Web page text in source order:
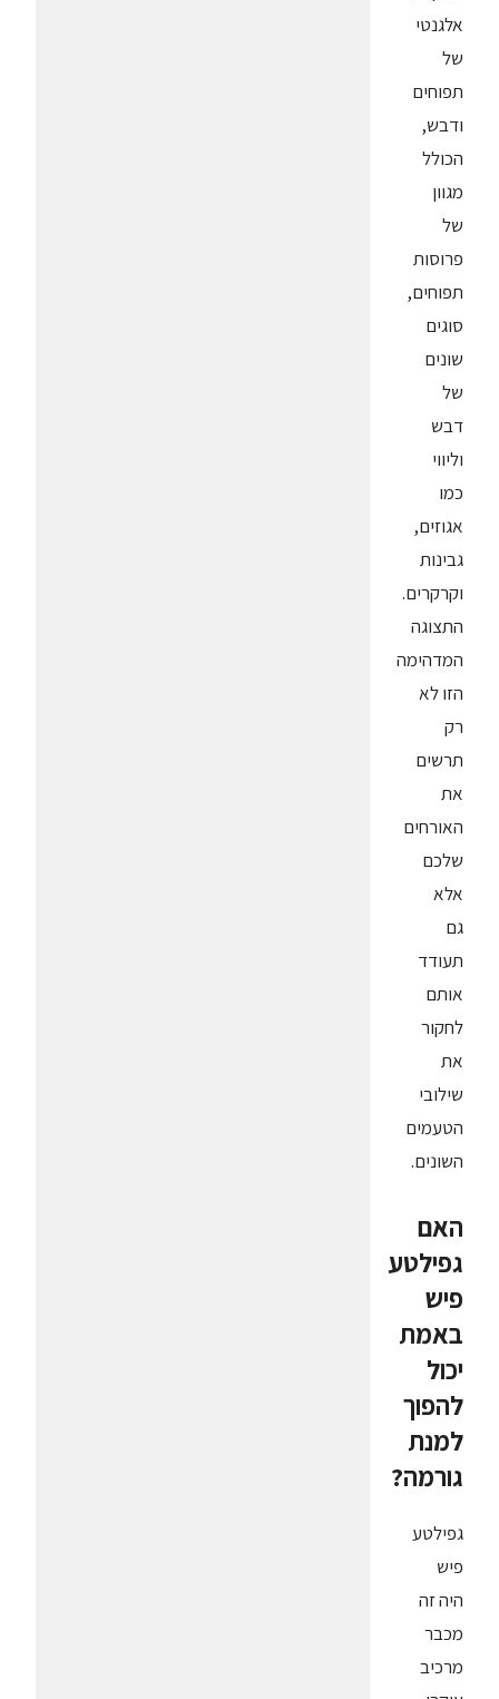
אלגנטי
של
תפוחים
ודבש,
הכולל
מגוון
של
פרוסות
תפוחים,
סוגים
שונים
של
דבש
וליווי
כמו
אגוזים,
גבינות
וקרקרים.
התצוגה
המדהימה
הזו לא
רק
תרשים
את
האורחים
שלכם
אלא
גם
תעודד
אותם
לחקור
את
שילובי
הטעמים
השונים.
האם
גפילטע
פיש
באמת
יכול
להפוך
למנת
גורמה?
גפילטע
פיש
היה זה
מכבר
מרכיב